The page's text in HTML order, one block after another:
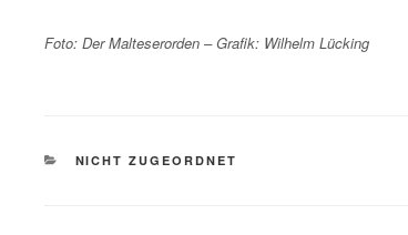
Foto: Der Malteserorden – Grafik: Wilhelm Lücking
KATEGORIEN
NICHT ZUGEORDNET